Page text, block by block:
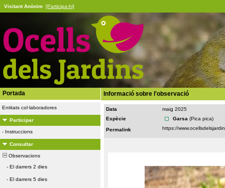
Visitant Anònim [Participa-hi]
Portada
Entitats col·laboradores
Participar
- Instruccions
Consultar
Observacions
- El darrers 2 dies
- El darrers 5 dies
Informació sobre l'observació
Data
maig 2025
Espècie
Garsa (Pica pica)
Permalink